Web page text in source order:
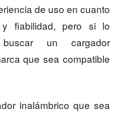
de uso en cuanto
fiabilidad, pero si lo
un cargador
que sea compatible
inalámbrico que sea